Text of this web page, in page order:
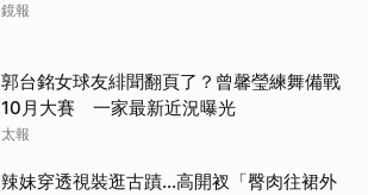
鏡報
郭台銘女球友緋聞翻頁了？曾馨瑩練舞備戰
10月大賽 一家最新近況曝光
太報
辣妹穿透視裝逛古蹟…高開衩「臀肉往裙外